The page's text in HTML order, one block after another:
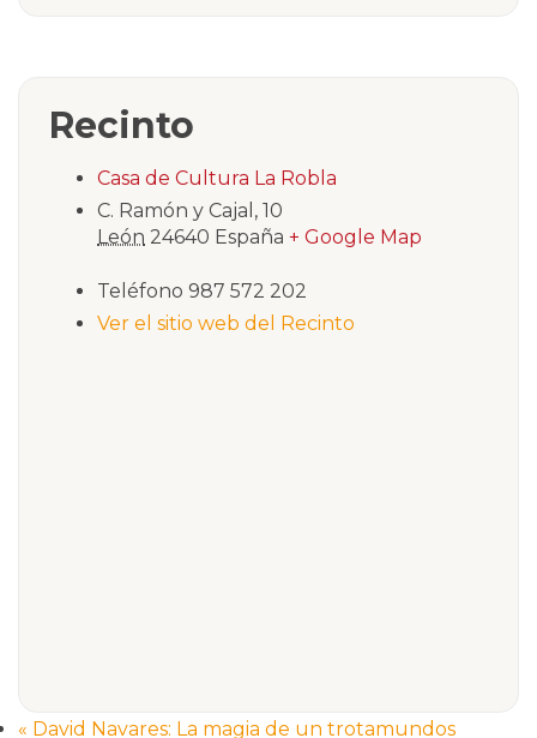
Recinto
Casa de Cultura La Robla
C. Ramón y Cajal, 10
León 24640 España + Google Map
Teléfono 987 572 202
Ver el sitio web del Recinto
« David Navares: La magia de un trotamundos